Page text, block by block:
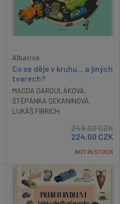
Albatros
Co se děje v kruhu... a jiných
tvarech?
MAGDA GARGULÁKOVÁ,
ŠTĚPÁNKA SEKANINOVÁ,
LUKÁŠ FIBRICH
249.00CZK
224.00 CZK
NOT IN STOCK